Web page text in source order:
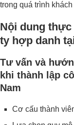
trong quá trình
Nội dung
ty hợp danh
Tư vấn và
khi thành lập
Nam
Cơ cấu thành